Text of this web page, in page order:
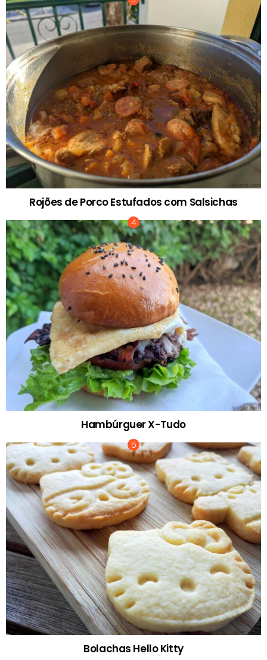
Rojões de Porco Estufados com Salsichas
Hambúrguer X-Tudo
Bolachas Hello Kitty